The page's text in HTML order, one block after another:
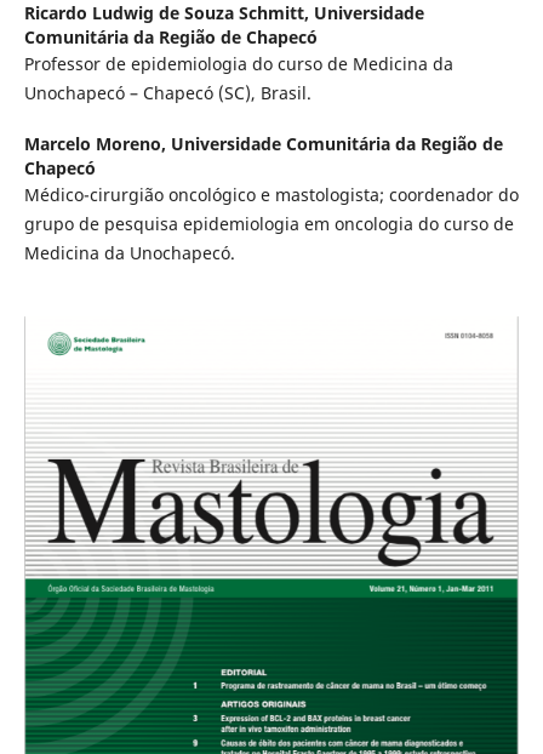
Ricardo Ludwig de Souza Schmitt, Universidade
Comunitária da Região de Chapecó
Professor de epidemiologia do curso de Medicina da
Unochapecó – Chapecó (SC), Brasil.
Marcelo Moreno, Universidade Comunitária da Região de
Chapecó
Médico-cirurgião oncológico e mastologista; coordenador do
grupo de pesquisa epidemiologia em oncologia do curso de
Medicina da Unochapecó.